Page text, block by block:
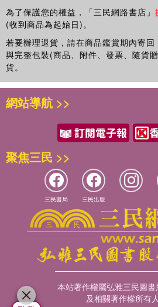
為了保護您的權益，「三民網路書店」
(收到商品為起始日)。
若要辦理退貨，請在商品鑑賞期內寄
與完整包裝(商品、附件、發票、隨貨
貨。
網站導航 >>
聚焦三民 >>
三民書局 三民出版
本站著作權屬弘雅三民圖書
及相關著作權所有